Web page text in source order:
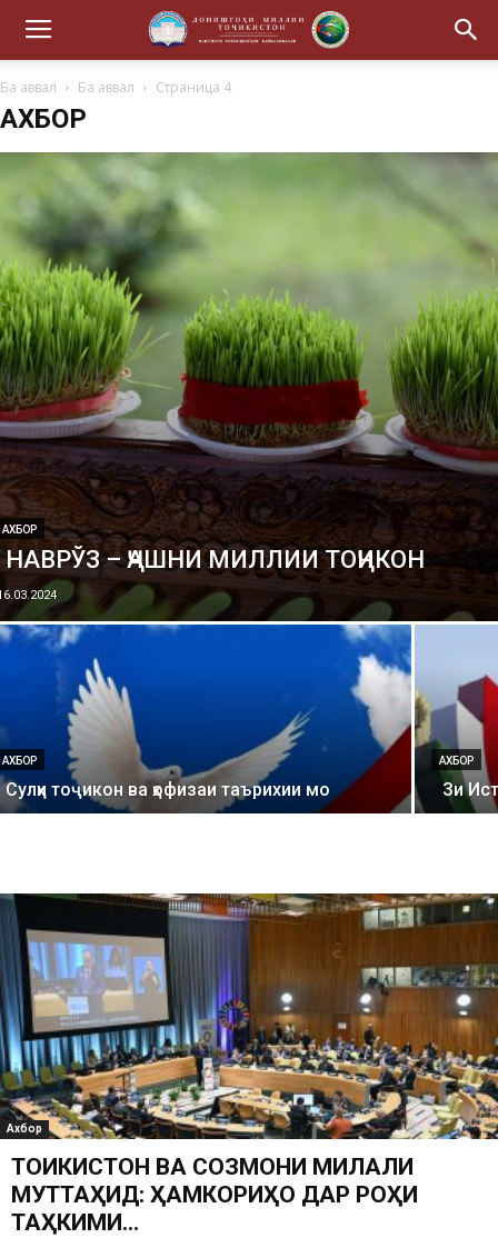
Ба аввал Ба аввал Страница 4
АХБОР
АХБОР
НАВРЎЗ – ҶАШНИ МИЛЛИИ ТОҶИКОН
АХБОР
Сулҳи тоҷикон ва ҳофизаи таърихии мо
АХБОР
Зи
Ахбор
ТОҶИКИСТОН ВА СОЗМОНИ МИЛАЛИ
МУТТАҲИД: ҲАМКОРИҲО ДАР РОҲИ
ТАҲКИМИ...